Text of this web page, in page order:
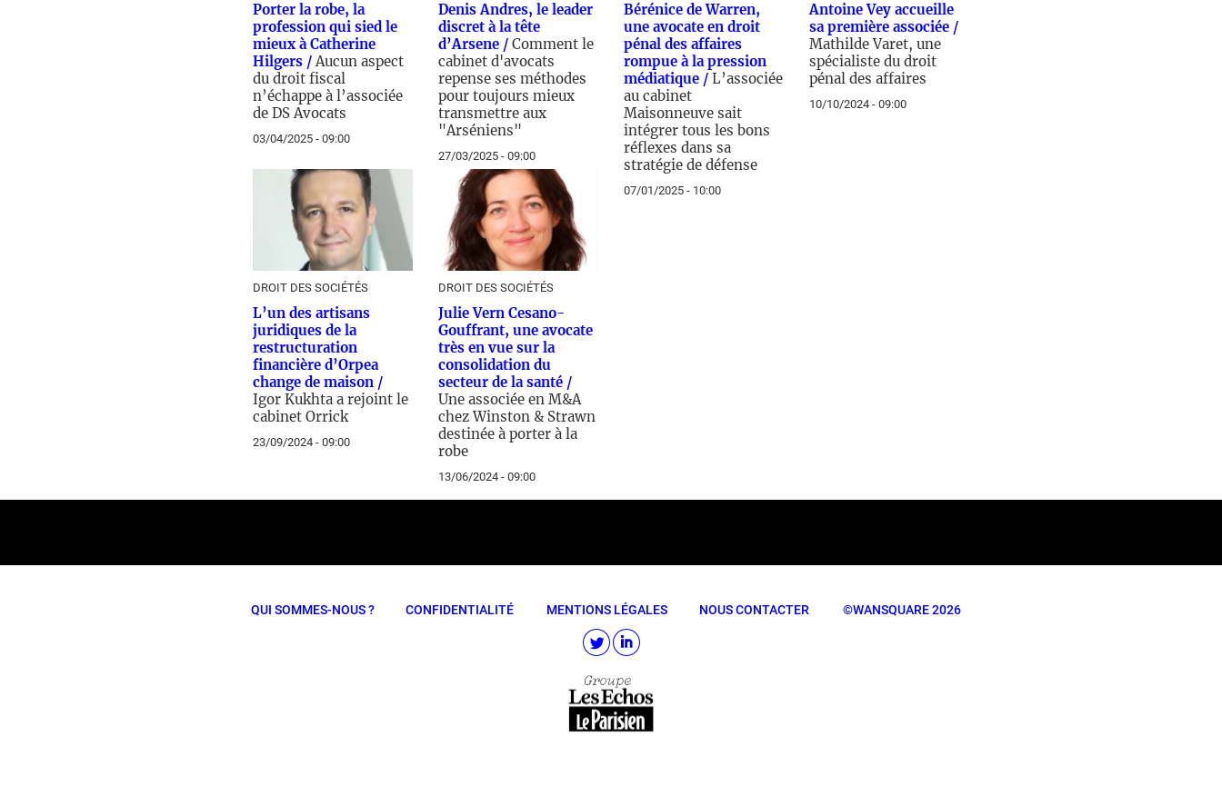
Porter la robe, la
profession qui sied le
mieux à Catherine
Hilgers /Aucun aspect
du droit fiscal
n’échappe à l’associée
de DS Avocats
03/04/2025 - 09:00
Denis Andres, le leader
discret à la tête
d’Arsene / Comment le
cabinet d'avocats
repense ses méthodes
pour toujours mieux
transmettre aux
"Arséniens"
27/03/2025 - 09:00
Bérénice de Warren,
une avocate en droit
pénal des affaires
rompue à la pression
médiatique / L’associée
au cabinet
Maisonneuve sait
intégrer tous les bons
réflexes dans sa
stratégie de défense
07/01/2025 - 10:00
Antoine Vey accueille
sa première associée /
Mathilde Varet, une
spécialiste du droit
pénal des affaires
10/10/2024 - 09:00
DROIT DES SOCIÉTÉS
L’un des artisans
juridiques de la
restructuration
financière d’Orpea
change de maison /
Igor Kukhta a rejoint le
cabinet Orrick
23/09/2024 - 09:00
DROIT DES SOCIÉTÉS
Julie Vern Cesano-
Gouffrant, une avocate
très en vue sur la
consolidation du
secteur de la santé /
Une associée en M&A
chez Winston & Strawn
destinée à porter à la
robe
13/06/2024 - 09:00
QUI SOMMES-NOUS ? CONFIDENTIALITÉ MENTIONS LÉGALES NOUS CONTACTER ©WANSQUARE 2026